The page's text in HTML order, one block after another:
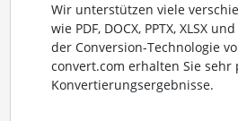
Wir unterstützen viele
wie PDF, DOCX, PPTX, XLSX
der Conversion-Technologie
convert.com erhalten Sie sehr
Konvertierungsergebnisse.